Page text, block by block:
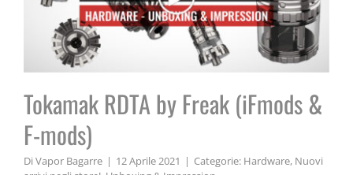
Tokamak RDTA by Freak (iFmods &
F-mods)
Di Vapor Bagarre | 12 Aprile 2021 | Categorie: Hardware, Nuovi